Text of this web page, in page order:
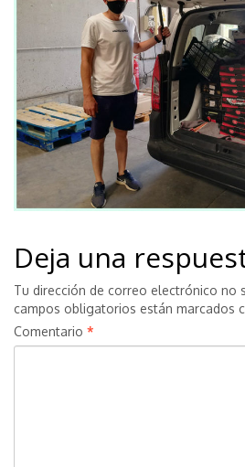
Deja una
Tu dirección de correo electrónico no
campos obligatorios están marcados
Comentario *